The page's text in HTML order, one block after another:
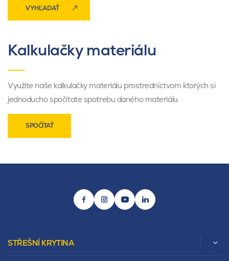
VYHĽADAŤ
Kalkulačky materiálu
Využite naše kalkulačky materiálu prostredníctvom ktorých si
jednoducho spočítate spotrebu daného materiálu.
SPOČÍTAŤ
STŘEŠNÍ KRYTINA